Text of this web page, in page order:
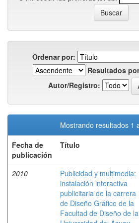
Ordenar por:
Resultados
Autor/Registro:
Mostrando resultados 1
Fecha de
publicación
Título
2010
Publicidad y multimedia:
instalación interactiva
publicitaria de la carrera
de Diseño Gráfico de la
Facultad de Diseño de la